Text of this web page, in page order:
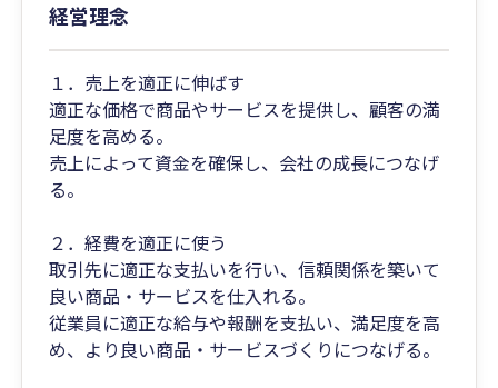
経営理念
１．売上を適正に伸ばす
適正な価格で商品やサービスを提供し、顧客の満
足度を高める。
売上によって資金を確保し、会社の成長につなげ
る。
２．経費を適正に使う
取引先に適正な支払いを行い、信頼関係を築いて
良い商品・サービスを仕入れる。
従業員に適正な給与や報酬を支払い、満足度を高
め、より良い商品・サービスづくりにつなげる。